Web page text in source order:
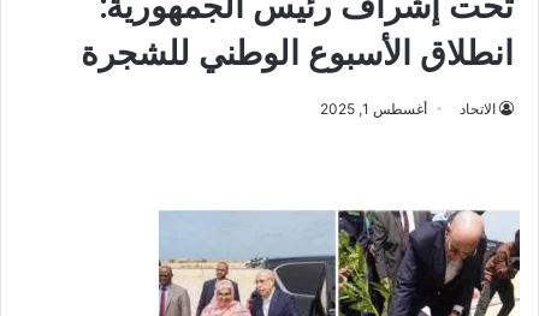
انطلاق الأسبوع الوطني للشجرة
الاتحاد أغسطس 1, 2025